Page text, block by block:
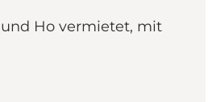
Ho vermietet, mit